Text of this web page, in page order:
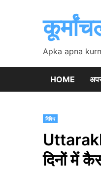
Apka apna
HOME
विविध
दिनों में